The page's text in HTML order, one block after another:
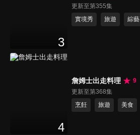
3
更新至第355集
實境秀
旅遊 綜藝
4
詹姆士出走料理
9
更新至第368集
烹飪
旅遊 美食